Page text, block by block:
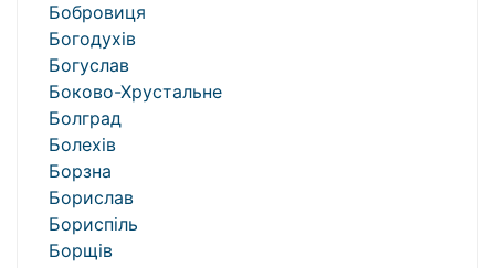
Бобровиця
Богодухів
Богуслав
Боково-Хрустальне
Болград
Болехів
Борзна
Борислав
Бориспіль
Борщів